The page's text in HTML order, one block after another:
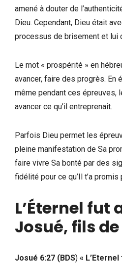
amené à douter de
Dieu. Cependant, Dieu était
processus de brisement et lui
Le mot « prospérité » en
avancer, faire des progrès. En
même pendant ces épreuves,
avancer ce qu’il entreprenait.
Parfois Dieu permet les
pleine manifestation de Sa
faire vivre Sa bonté par des
fidélité pour ce qu’Il t’a promis
L’Éternel fut
Josué, fils
Josué 6:27 (BDS) «